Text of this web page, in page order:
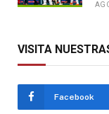
VISITA
Facebook